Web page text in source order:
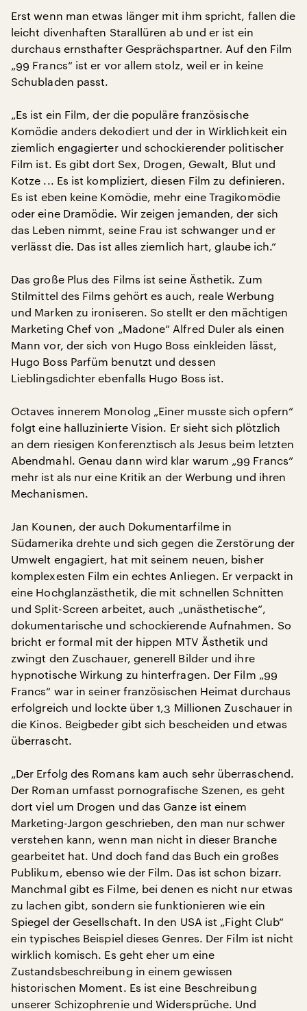
Erst wenn man etwas länger mit ihm spricht, fallen die
leicht divenhaften Starallüren ab und er ist ein
durchaus ernsthafter Gesprächspartner. Auf den Film
„99 Francs“ ist er vor allem stolz, weil er in keine
Schubladen passt.
„Es ist ein Film, der die populäre französische
Komödie anders dekodiert und der in Wirklichkeit ein
ziemlich engagierter und schockierender politischer
Film ist. Es gibt dort Sex, Drogen, Gewalt, Blut und
Kotze ... Es ist kompliziert, diesen Film zu definieren.
Es ist eben keine Komödie, mehr eine Tragikomödie
oder eine Dramödie. Wir zeigen jemanden, der sich
das Leben nimmt, seine Frau ist schwanger und er
verlässt die. Das ist alles ziemlich hart, glaube ich.“
Das große Plus des Films ist seine Ästhetik. Zum
Stilmittel des Films gehört es auch, reale Werbung
und Marken zu ironiseren. So stellt er den mächtigen
Marketing Chef von „Madone“ Alfred Duler als einen
Mann vor, der sich von Hugo Boss einkleiden lässt,
Hugo Boss Parfüm benutzt und dessen
Lieblingsdichter ebenfalls Hugo Boss ist.
Octaves innerem Monolog „Einer musste sich opfern“
folgt eine halluzinierte Vision. Er sieht sich plötzlich
an dem riesigen Konferenztisch als Jesus beim letzten
Abendmahl. Genau dann wird klar warum „99 Francs“
mehr ist als nur eine Kritik an der Werbung und ihren
Mechanismen.
Jan Kounen, der auch Dokumentarfilme in
Südamerika drehte und sich gegen die Zerstörung der
Umwelt engagiert, hat mit seinem neuen, bisher
komplexesten Film ein echtes Anliegen. Er verpackt in
eine Hochglanzästhetik, die mit schnellen Schnitten
und Split-Screen arbeitet, auch „unästhetische“,
dokumentarische und schockierende Aufnahmen. So
bricht er formal mit der hippen MTV Ästhetik und
zwingt den Zuschauer, generell Bilder und ihre
hypnotische Wirkung zu hinterfragen. Der Film „99
Francs“ war in seiner französischen Heimat durchaus
erfolgreich und lockte über 1,3 Millionen Zuschauer in
die Kinos. Beigbeder gibt sich bescheiden und etwas
überrascht.
„Der Erfolg des Romans kam auch sehr überraschend.
Der Roman umfasst pornografische Szenen, es geht
dort viel um Drogen und das Ganze ist einem
Marketing-Jargon geschrieben, den man nur schwer
verstehen kann, wenn man nicht in dieser Branche
gearbeitet hat. Und doch fand das Buch ein großes
Publikum, ebenso wie der Film. Das ist schon bizarr.
Manchmal gibt es Filme, bei denen es nicht nur etwas
zu lachen gibt, sondern sie funktionieren wie ein
Spiegel der Gesellschaft. In den USA ist „Fight Club“
ein typisches Beispiel dieses Genres. Der Film ist nicht
wirklich komisch. Es geht eher um eine
Zustandsbeschreibung in einem gewissen
historischen Moment. Es ist eine Beschreibung
unserer Schizophrenie und Widersprüche. Und